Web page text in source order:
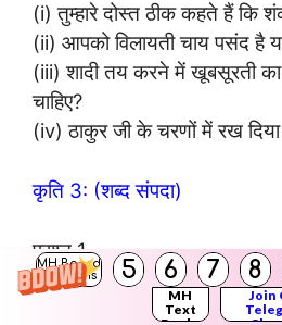
MH Board
Solutions
5 6 7 8
MH
Text
Join
(i) तुम्हारे दोस्त ठीक कहते हैं कि
(ii) आपको विलायती चाय पसंद है
(iii) शादी तय करने में खूबसूरती का
चाहिए?
(iv) ठाकुर जी के चरणों में रख
कृति 3: (शब्द संपदा)
प्रश्न 1.
निम्नलिखित शब्दों के विरुद्धार्थी